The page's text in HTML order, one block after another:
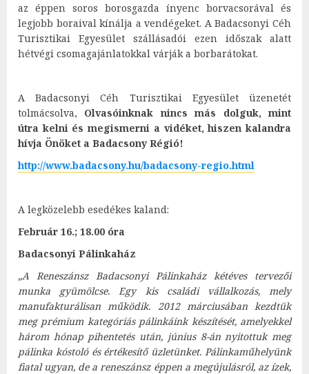
az éppen soros borosgazda ínyenc borvacsorával és
legjobb boraival kínálja a vendégeket. A Badacsonyi Céh
Turisztikai Egyesület szállásadói ezen időszak alatt
hétvégi csomagajánlatokkal várják a borbarátokat.
A Badacsonyi Céh Turisztikai Egyesület üzenetét
tolmácsolva, Olvasóinknak nincs más dolguk, mint
útra kelni és megismerni a vidéket, hiszen kalandra
hívja Önöket a Badacsony Régió!
http://www.badacsony.hu/badacsony-regio.html
A legközelebb esedékes kaland:
Február 16.; 18.00 óra
Badacsonyi Pálinkaház
„A Reneszánsz Badacsonyi Pálinkaház kétéves tervezői
munka gyümölcse. Egy kis családi vállalkozás, mely
manufakturálisan működik. 2012 márciusában kezdtük
meg prémium kategóriás pálinkáink készítését, amelyekkel
három hónap pihentetés után, június 8-án nyitottuk meg
pálinka kóstoló és értékesítő üzletünket. Pálinkaműhelyünk
fiatal ugyan, de a reneszánsz éppen a megújulásról, az ízek,